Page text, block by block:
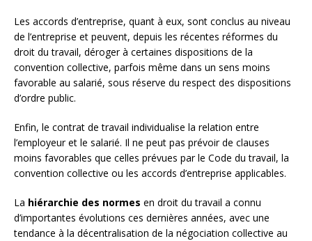
Les accords d’entreprise, quant à eux, sont conclus au niveau
de l’entreprise et peuvent, depuis les récentes réformes du
droit du travail, déroger à certaines dispositions de la
convention collective, parfois même dans un sens moins
favorable au salarié, sous réserve du respect des dispositions
d’ordre public.
Enfin, le contrat de travail individualise la relation entre
l’employeur et le salarié. Il ne peut pas prévoir de clauses
moins favorables que celles prévues par le Code du travail, la
convention collective ou les accords d’entreprise applicables.
La hiérarchie des normes en droit du travail a connu
d’importantes évolutions ces dernières années, avec une
tendance à la décentralisation de la négociation collective au